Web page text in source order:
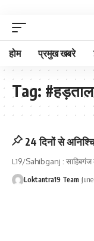
होम प्रमुख खबरे
Tag: #हड़ताल
24 दिनों से
L19/Sahibganj : साहिबगंज
Loktantra19 Team